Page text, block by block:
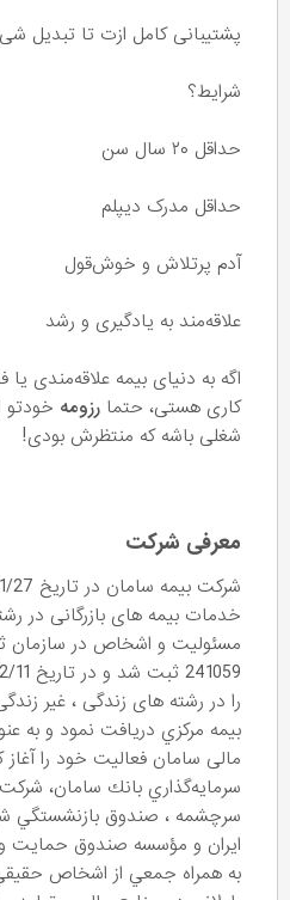
پشتیبانی کامل ازت تا تبدیل
شرایط؟
حداقل ۲۰ سال سن
حداقل مدرک دیپلم
آدم پرتلاش و خوش‌قول
علاقه‌مند به یادگیری و رشد
اگه به دنیای بیمه علاقه‌مندی
کاری هستی، حتما رزومه
شغلی باشه که منتظرش بودی!
معرفی شرکت
خدمات بیمه های بازرگانی در
مسئوليت و اشخاص در سازمان
را در رشته های زندگی ، غیر
بيمه مركزي دریافت نمود و به‌
مالی سامان فعاليت خود را
سرمايه‌گذاري بانك سامان،
سرچشمه ، صندوق
ايران و مؤسسه صندوق حمايت و
به همراه جمعي از اشخاص